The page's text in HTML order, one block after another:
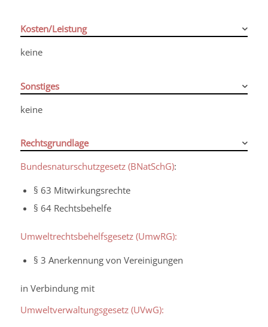
Kosten/Leistung
keine
Sonstiges
keine
Rechtsgrundlage
Bundesnaturschutzgesetz (BNatSchG):
§ 63 Mitwirkungsrechte
§ 64 Rechtsbehelfe
Umweltrechtsbehelfsgesetz (UmwRG):
§ 3 Anerkennung von Vereinigungen
in Verbindung mit
Umweltverwaltungsgesetz (UVwG):